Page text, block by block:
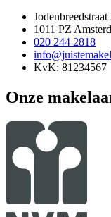
Jodenbreedstraat
1011 PZ
020 244 2818
KvK: 81234567
Onze